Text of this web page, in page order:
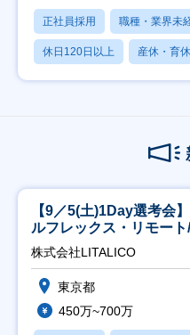
正社員採用 職種・業界未
休日120日以上 産休・育
【9／5(土)1Day選考会
ルフレックス・リモー
株式会社LITALICO
東京都
450万~700万